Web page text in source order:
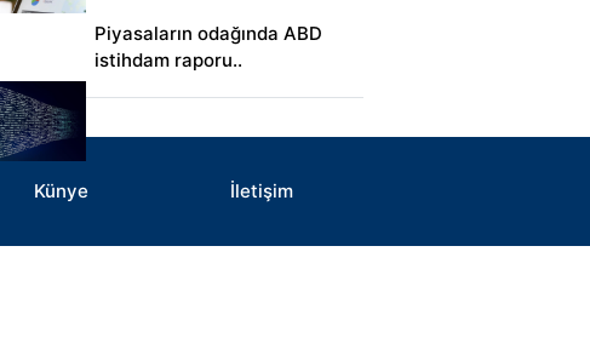
Piyasaların odağında ABD
istihdam raporu..
Künye İletişim